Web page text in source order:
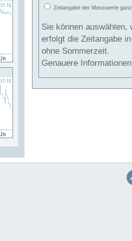
Zeitangabe der Messwerte
Sie können auswählen,
erfolgt die Zeitangabe
ohne Sommerzeit.
Genauere